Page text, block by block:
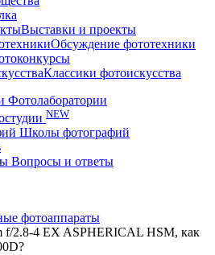
Выставки и проекты
Обсуждение фототехники
Классики фотоискусства
Фотолаборатории
NEW
Школы фотографий
Вопросы и ответы
фотоаппараты
f/2.8-4 EX ASPHERICAL HSM, как